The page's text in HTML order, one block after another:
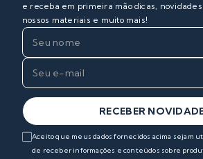
e receba em primeira mão dicas,
nossos materiais e muito mais!
RECEBER
Aceito que meus dados fornecidos acima sejam
de receber informações e conteúdos sobre